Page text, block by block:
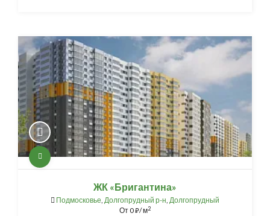
ЖК «Бригантина»
Подмосковье, Долгопрудный р-н, Долгопрудный
От0⃏/ м2